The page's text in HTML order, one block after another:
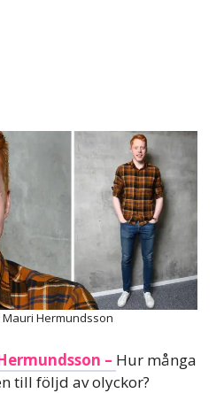
Mauri Hermundsson
– Hur många
till följd av olyckor?